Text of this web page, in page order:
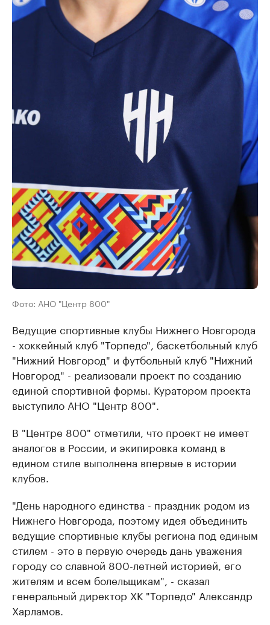
Фото: АНО "Центр 800"
Ведущие спортивные клубы Нижнего Новгорода
- хоккейный клуб "Торпедо", баскетбольный клуб
"Нижний Новгород" и футбольный клуб "Нижний
Новгород" - реализовали проект по созданию
единой спортивной формы. Куратором проекта
выступило АНО "Центр 800".
В "Центре 800" отметили, что проект не имеет
аналогов в России, и экипировка команд в
едином стиле выполнена впервые в истории
клубов.
"День народного единства - праздник родом из
Нижнего Новгорода, поэтому идея объединить
ведущие спортивные клубы региона под единым
стилем - это в первую очередь дань уважения
городу со славной 800-летней историей, его
жителям и всем болельщикам", - сказал
генеральный директор ХК "Торпедо" Александр
Харламов.